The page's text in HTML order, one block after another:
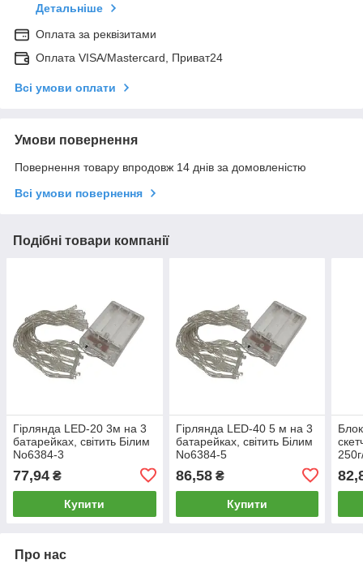
Детальніше
Оплата за реквізитами
Оплата VISA/Mastercard, Приват24
Всі умови оплати
Умови повернення
Повернення товару впродовж 14 днів за домовленістю
Всі умови повернення
Подібні товари компанії
Гірлянда LED-20 3м на 3
батарейках, світить Білим
No6384-3
77,94 ₴
Купити
Гірлянда LED-40 5 м на 3
батарейках, світить Білим
No6384-5
86,58₴
Купити
Про нас